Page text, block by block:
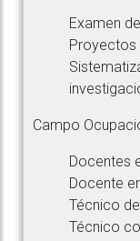
Examen
Proyectos
Campo
Docentes
Docente
Técnico
Técnico